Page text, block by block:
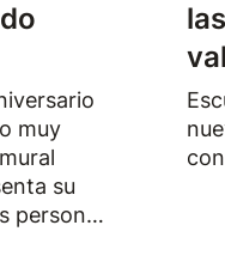
muy
su
personas